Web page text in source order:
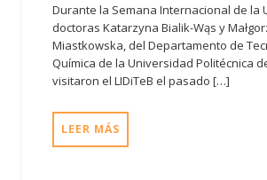
Durante la Semana Internacional de la
doctoras Katarzyna Bialik-Wąs y
Miastkowska, del Departamento de
Química de la Universidad Politécnica
visitaron el LIDiTeB el pasado […]
LEER MÁS